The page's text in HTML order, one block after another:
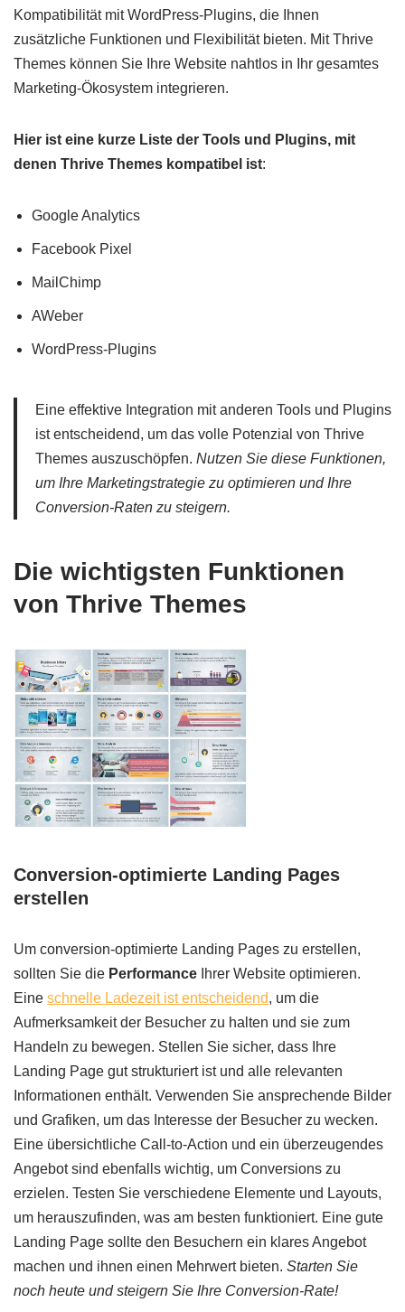
Kompatibilität mit WordPress-Plugins, die Ihnen
zusätzliche Funktionen und Flexibilität bieten. Mit Thrive
Themes können Sie Ihre Website nahtlos in Ihr gesamtes
Marketing-Ökosystem integrieren.
Hier ist eine kurze Liste der Tools und Plugins, mit
denen Thrive Themes kompatibel ist:
Google Analytics
Facebook Pixel
MailChimp
AWeber
WordPress-Plugins
Eine effektive Integration mit anderen Tools und Plugins
ist entscheidend, um das volle Potenzial von Thrive
Themes auszuschöpfen. Nutzen Sie diese Funktionen,
um Ihre Marketingstrategie zu optimieren und Ihre
Conversion-Raten zu steigern.
Die wichtigsten Funktionen
von Thrive Themes
Conversion-optimierte Landing Pages
erstellen
Um conversion-optimierte Landing Pages zu erstellen,
sollten Sie die Performance Ihrer Website optimieren.
Eine schnelle Ladezeit ist entscheidend, um die
Aufmerksamkeit der Besucher zu halten und sie zum
Handeln zu bewegen. Stellen Sie sicher, dass Ihre
Landing Page gut strukturiert ist und alle relevanten
Informationen enthält. Verwenden Sie ansprechende Bilder
und Grafiken, um das Interesse der Besucher zu wecken.
Eine übersichtliche Call-to-Action und ein überzeugendes
Angebot sind ebenfalls wichtig, um Conversions zu
erzielen. Testen Sie verschiedene Elemente und Layouts,
um herauszufinden, was am besten funktioniert. Eine gute
Landing Page sollte den Besuchern ein klares Angebot
machen und ihnen einen Mehrwert bieten. Starten Sie
noch heute und steigern Sie Ihre Conversion-Rate!